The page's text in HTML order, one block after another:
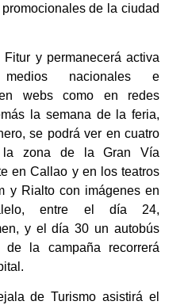
de la ciudad
y permanecerá activa
nacionales e
webs como en redes
la semana de la feria,
se podrá ver en cuatro
la zona de la Gran Vía
en Callao y en los teatros
y Rialto con imágenes en
entre el día 24,
y el día 30 un autobús
la campaña recorrerá
de Turismo asistirá el